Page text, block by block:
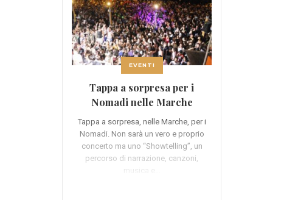
EVENTI
Tappa a sorpresa per i
Nomadi nelle Marche
Tappa a sorpresa, nelle Marche, per i
Nomadi. Non sarà un vero e proprio
concerto ma uno “Showtelling”, un
percorso di narrazione, canzoni,